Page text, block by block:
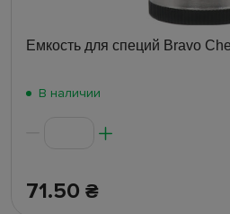
Емкость для специй Bravo
В наличии
71.50 ₴